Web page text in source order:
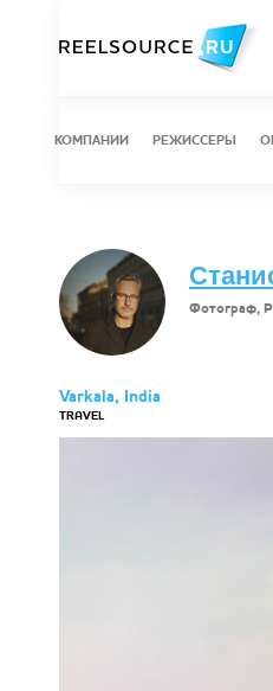
КОМПАНИИ РЕЖИССЕРЫ
Фотограф,
Varkala, India
TRAVEL